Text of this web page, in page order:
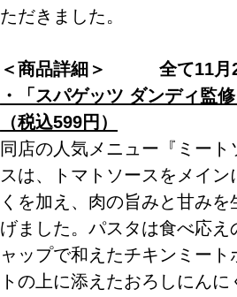
ただきました。
＜商品詳細＞ 全て11月
・「スパゲッツ ダンディ監
（税込599円）
同店の人気メニュー『ミー
スは、トマトソースをメイ
くを加え、肉の旨みと甘み
げました。パスタは食べ応
ャップで和えたチキンミー
トの上に添えたおろしにん